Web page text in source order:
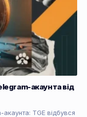
акаунта від
TGE відбувся